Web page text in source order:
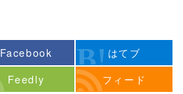
Facebook
はてブ
Feedly フィード